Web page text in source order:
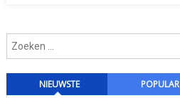
NIEUWSTE POPULAR